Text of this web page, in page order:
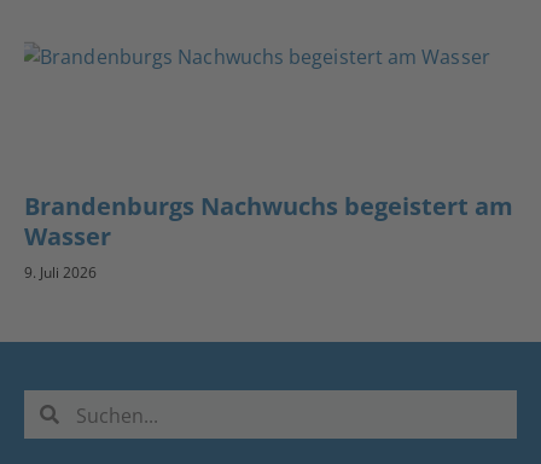
Brandenburgs Nachwuchs begeistert am
Wasser
9. Juli 2026